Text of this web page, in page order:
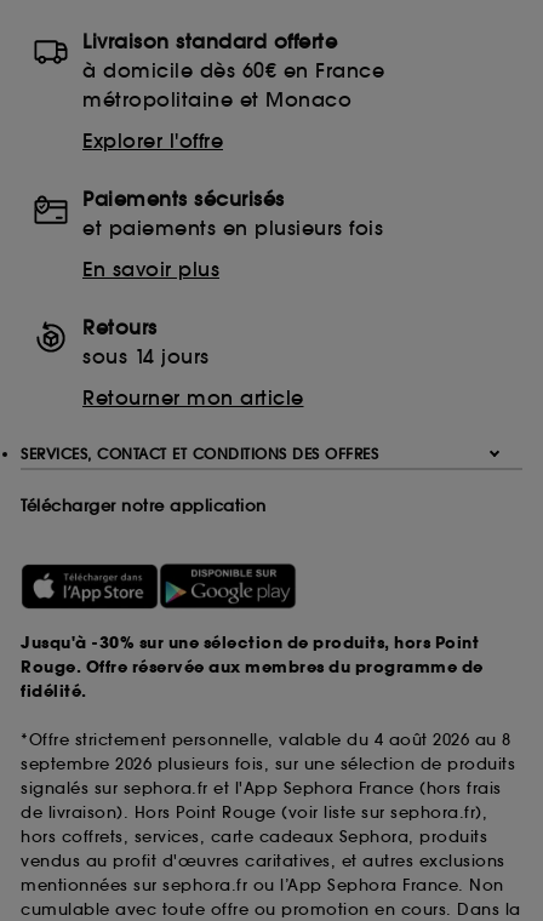
Livraison standard offerte
à domicile dès 60€ en France
métropolitaine et Monaco
Explorer l'offre
Paiements sécurisés
et paiements en plusieurs fois
En savoir plus
Retours
sous 14 jours
Retourner mon article
SERVICES, CONTACT ET CONDITIONS DES OFFRES
Télécharger notre application
Jusqu'à -30% sur une sélection de produits, hors Point
Rouge. Offre réservée aux membres du programme de
fidélité.
*Offre strictement personnelle, valable du 4 août 2026 au 8
septembre 2026 plusieurs fois, sur une sélection de produits
signalés sur sephora.fr et l'App Sephora France (hors frais
de livraison). Hors Point Rouge (voir liste sur sephora.fr),
hors coffrets, services, carte cadeaux Sephora, produits
vendus au profit d'œuvres caritatives, et autres exclusions
mentionnées sur sephora.fr ou l’App Sephora France. Non
cumulable avec toute offre ou promotion en cours. Dans la